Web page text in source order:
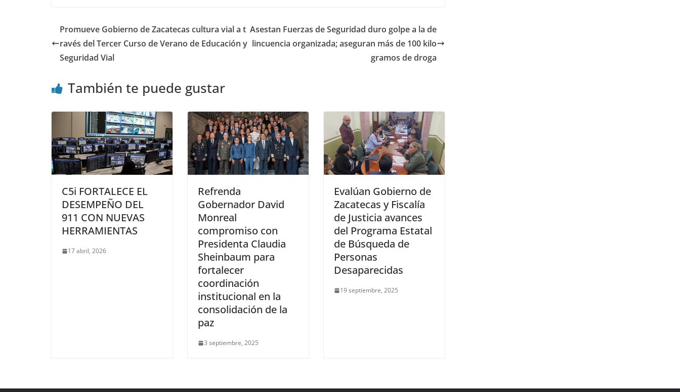
Promueve Gobierno de Zacatecas cultura vial a t
ravés del Tercer Curso de Verano de Educación y
Seguridad Vial
Asestan Fuerzas de Seguridad duro golpe a la de
lincuencia organizada; aseguran más de 100 kilo
gramos de droga
También te puede gustar
C5i FORTALECE EL
DESEMPEÑO DEL
911 CON NUEVAS
HERRAMIENTAS
17 abril, 2026
Refrenda
Gobernador David
Monreal
compromiso con
Presidenta Claudia
Sheinbaum para
fortalecer
coordinación
institucional en la
consolidación de la
paz
3 septiembre, 2025
Evalúan Gobierno de
Zacatecas y Fiscalía
de Justicia avances
del Programa Estatal
de Búsqueda de
Personas
Desaparecidas
19 septiembre, 2025